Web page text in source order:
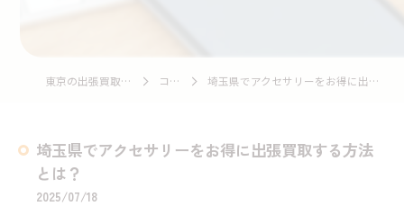
東京の出張買取ならもみじ コラム 埼玉県でアクセサリーをお得に出張買取する方法とは？
埼玉県でアクセサリーをお得に出張買取する方法
とは？
2025/07/18